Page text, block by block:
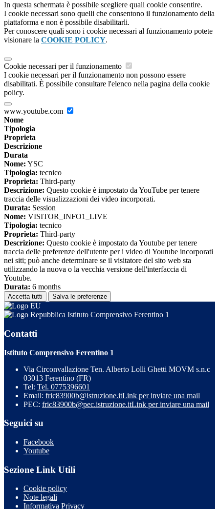
In questa schermata è possibile scegliere quali cookie consentire.
I cookie necessari sono quelli che consentono il funzionamento della
piattaforma e non è possibile disabilitarli.
Per conoscere quali sono i cookie necessari al funzionamento potete
visionare la COOKIE POLICY.
Cookie necessari per il funzionamento
I cookie necessari per il funzionamento non possono essere
disabilitati. È possibile consultare l'elenco nella pagina della cookie
policy.
www.youtube.com
Nome
Tipologia
Proprieta
Descrizione
Durata
Nome: YSC
Tipologia: tecnico
Proprieta: Third-party
Descrizione: Questo cookie è impostato da YouTube per tenere
traccia delle visualizzazioni dei video incorporati.
Durata: Session
Nome: VISITOR_INFO1_LIVE
Tipologia: tecnico
Proprieta: Third-party
Descrizione: Questo cookie è impostato da Youtube per tenere
traccia delle preferenze dell'utente per i video di Youtube incorporati
nei siti; può anche determinare se il visitatore del sito web sta
utilizzando la nuova o la vecchia versione dell'interfaccia di
Youtube.
Durata: 6 months
Accetta tutti Salva le preferenze
Istituto Comprensivo Ferentino 1
Contatti
Istituto Comprensivo Ferentino 1
Via Circonvallazione Ten. Alberto Lolli Ghetti MOVM s.n.c
03013 Ferentino (FR)
Tel: Tel. 0775396601
Email: fric83900b@istruzione.itLink per inviare una mail
PEC: fric83900b@pec.istruzione.itLink per inviare una mail
Seguici su
Facebook
Youtube
Sezione Link Utili
Cookie policy
Note legali
Informativa Privacy